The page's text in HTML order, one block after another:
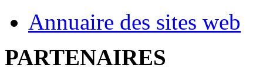
Annuaire des sites web
PARTENAIRES